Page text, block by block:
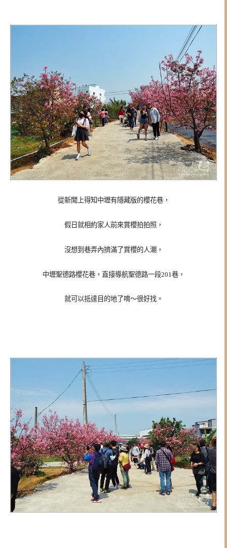
從新聞上得知中壢有隱藏版的櫻花巷，
假日就相約家人前來賞櫻拍拍照，
沒想到巷弄內擠滿了賞櫻的人潮，
中壢聖德路櫻花巷，直接導航聖德路一段201巷，
就可以抵達目的地了唷～很好找。